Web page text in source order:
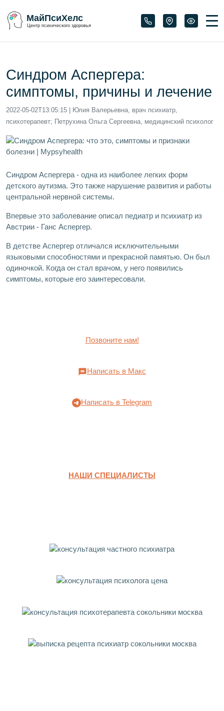
МайПсиХелс
Центр психического здоровья
Синдром Аспергера:
симптомы, причины и лечение
2022-05-02T13:05:15 | Юлия Валерьевна, врач психиатр,
психотерапевт; Петрухина Ольга Сергеевна, медицинский психолог
Синдром Аспергера - одна из наиболее легких форм
детского аутизма. Это также нарушение развития и работы
центральной нервной системы.
Впервые это заболевание описал педиатр и психиатр из
Австрии - Ганс Аспергер.
В детстве Аспергер отличался исключительными
языковыми способностями и прекрасной памятью. Он был
одиночкой. Когда он стал врачом, у него появились
симптомы, которые его заинтересовали.
Позвоните нам!
Написать в Макс
Написать в Telegram
НАШИ СПЕЦИАЛИСТЫ